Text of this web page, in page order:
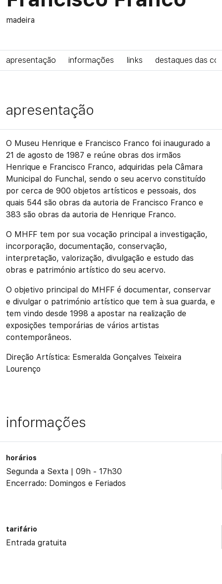
madeira
apresentação informações links destaques das
apresentação
O Museu Henrique e Francisco Franco foi inaugurado a
21 de agosto de 1987 e reúne obras dos irmãos
Henrique e Francisco Franco, adquiridas pela Câmara
Municipal do Funchal, sendo o seu acervo constituído
por cerca de 900 objetos artísticos e pessoais, dos
quais 544 são obras da autoria de Francisco Franco e
383 são obras da autoria de Henrique Franco.
O MHFF tem por sua vocação principal a investigação,
incorporação, documentação, conservação,
interpretação, valorização, divulgação e estudo das
obras e património artístico do seu acervo.
O objetivo principal do MHFF é documentar, conservar
e divulgar o património artístico que tem à sua guarda, e
tem vindo desde 1998 a apostar na realização de
exposições temporárias de vários artistas
contemporâneos.
Direção Artística: Esmeralda Gonçalves Teixeira
Lourenço
informações
horários
Segunda a Sexta | 09h - 17h30
Encerrado: Domingos e Feriados
tarifário
Entrada gratuita